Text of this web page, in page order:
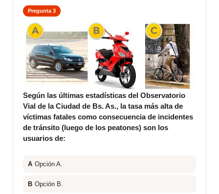
Pregunta 3
Según las últimas estadísticas del Observatorio
Vial de la Ciudad de Bs. As., la tasa más alta de
víctimas fatales como consecuencia de incidentes
de tránsito (luego de los peatones) son los
usuarios de:
A Opción A.
B Opción B.